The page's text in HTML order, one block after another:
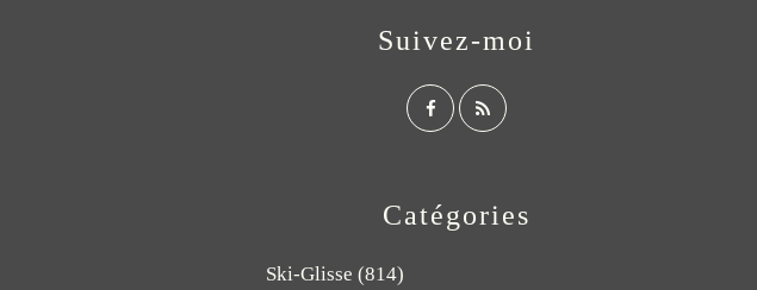
Catégories
Ski-Glisse (814)
Suivez-moi